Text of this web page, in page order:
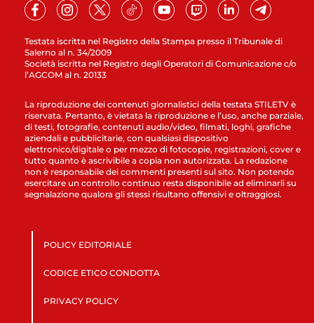
Testata iscritta nel Registro della Stampa presso il Tribunale di
Salerno al n. 34/2009
Società iscritta nel Registro degli Operatori di Comunicazione c/o
l’AGCOM al n. 20133
La riproduzione dei contenuti giornalistici della testata STILETV è
riservata. Pertanto, è vietata la riproduzione e l’uso, anche parziale,
di testi, fotografie, contenuti audio/video, filmati, loghi, grafiche
aziendali e pubblicitarie, con qualsiasi dispositivo
elettronico/digitale o per mezzo di fotocopie, registrazioni, cover e
tutto quanto è ascrivibile a copia non autorizzata. La redazione
non è responsabile dei commenti presenti sul sito. Non potendo
esercitare un controllo continuo resta disponibile ad eliminarli su
segnalazione qualora gli stessi risultano offensivi e oltraggiosi.
POLICY EDITORIALE
CODICE ETICO CONDOTTA
PRIVACY POLICY